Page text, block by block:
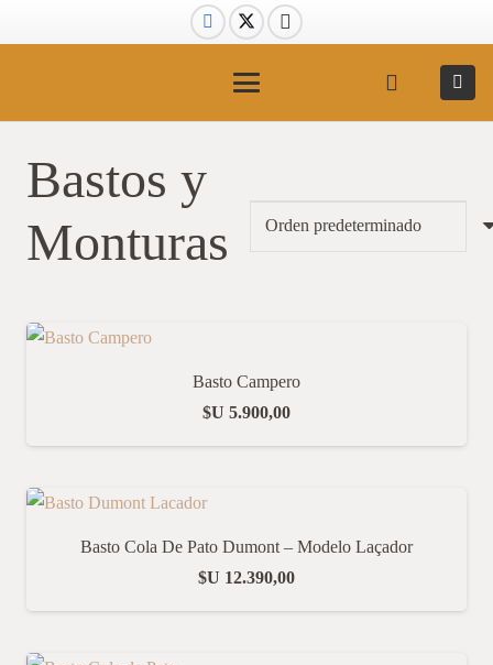
Bastos y
Monturas
Basto Campero
$U 5.900,00
Basto Cola De Pato Dumont – Modelo Laçador
$U 12.390,00